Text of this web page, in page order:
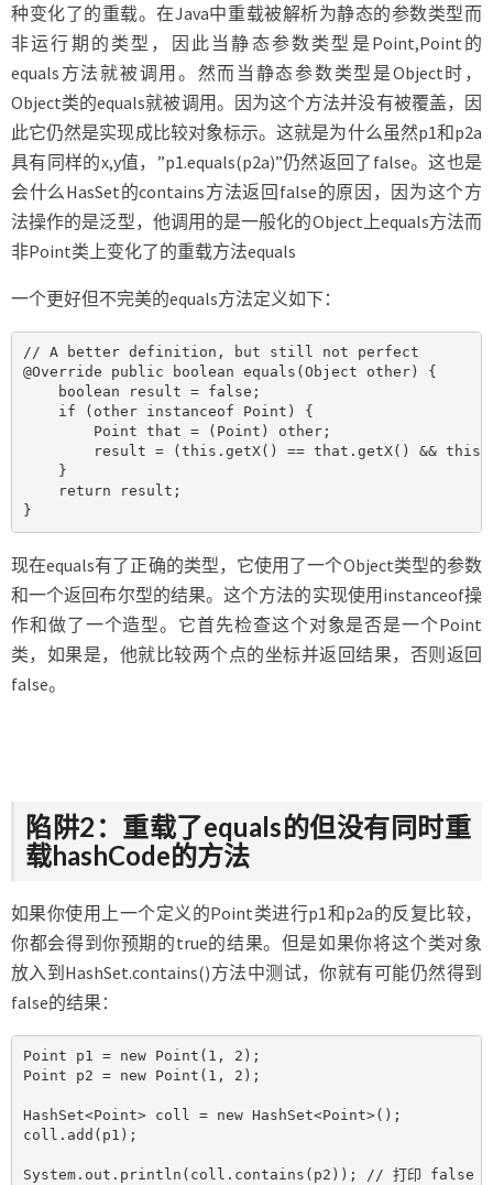
种变化了的重载。在Java中重载被解析为静态的参数类型而
非运行期的类型，因此当静态参数类型是Point,Point的
equals方法就被调用。然而当静态参数类型是Object时，
Object类的equals就被调用。因为这个方法并没有被覆盖，因
此它仍然是实现成比较对象标示。这就是为什么虽然p1和p2a
具有同样的x,y值，”p1.equals(p2a)”仍然返回了false。这也是
会什么HasSet的contains方法返回false的原因，因为这个方
法操作的是泛型，他调用的是一般化的Object上equals方法而
非Point类上变化了的重载方法equals
一个更好但不完美的equals方法定义如下：
// A better definition, but still not perfect
@Override public boolean equals(Object other) {
    boolean result = false;
    if (other instanceof Point) {
        Point that = (Point) other;
result = (this.getX() == that.getX() &&
    }
    return result;
}
现在equals有了正确的类型，它使用了一个Object类型的参数
和一个返回布尔型的结果。这个方法的实现使用instanceof操
作和做了一个造型。它首先检查这个对象是否是一个Point
类，如果是，他就比较两个点的坐标并返回结果，否则返回
false。
陷阱2：重载了equals的但没有同时重
载hashCode的方法
如果你使用上一个定义的Point类进行p1和p2a的反复比较，
你都会得到你预期的true的结果。但是如果你将这个类对象
放入到HashSet.contains()方法中测试，你就有可能仍然得到
false的结果：
Point p1 = new Point(1, 2);
Point p2 = new Point(1, 2);
HashSet<Point> coll = new HashSet<Point>();
coll.add(p1);
System.out.println(coll.contains(p2)); // 打印 false (